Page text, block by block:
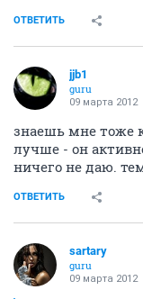
ОТВЕТИТЬ
jjb1
guru
09 марта 2012
знаешь мне тоже
лучше - он
ничего не даю.
ОТВЕТИТЬ
sartary
guru
09 марта 2012